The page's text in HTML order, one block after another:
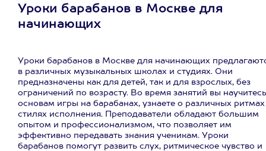
Уроки барабанов в Москве для
начинающих
Уроки барабанов в Москве для начинающих
в различных музыкальных школах и студиях. Они
предназначены как для детей, так и для взрослых, без
ограничений по возрасту. Во время занятий вы научитесь
основам игры на барабанах, узнаете о различных
стилях исполнения. Преподаватели обладают большим
опытом и профессионализмом, что позволяет им
эффективно передавать знания ученикам. Уроки
барабанов помогут развить слух, ритмическое чувство и